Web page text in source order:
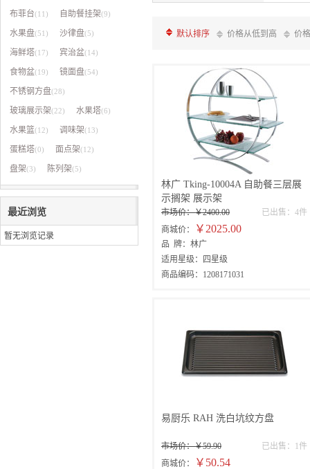
默认排序 价格从低到高 价
林广 Tking-10004A 自助餐三层展
示搁架 展示架
已出售：4件
市场价：￥2400.00
商城价：
￥2025.00
品 牌：林广
适用星级：四星级
商品编码：1208171031
易厨乐 RAH 洗白坑纹方盘
已出售：1件
市场价：￥59.90
商城价：
￥50.54
布菲台(11) 自助餐挂架(9)
水果盘(51) 沙律盘(5)
海鲜塔(17) 宾治盆(14)
食物盆(19) 镜面盘(54)
不锈钢方盘(28)
玻璃展示架(22) 水果塔(6)
水果篮(12) 调味架(13)
蛋糕塔(0) 面点架(12)
盘架(3) 陈列架(5)
最近浏览
暂无浏览记录